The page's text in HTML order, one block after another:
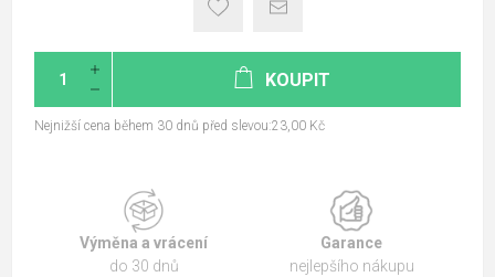
KOUPIT
Nejnižší cena během 30 dnů před slevou:23,00 Kč
Výměna a vrácení
do 30 dnů
Garance
nejlepšího nákupu